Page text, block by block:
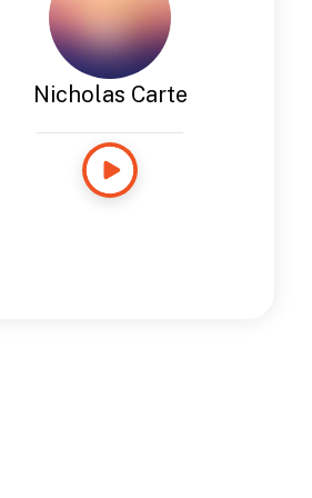
Nicholas Carte